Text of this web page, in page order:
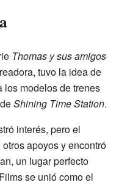
Thomas y sus amigos
tuvo la idea de
los modelos de trenes
Shining Time Station.
interés, pero el
apoyos y encontró
un lugar perfecto
se unió como el